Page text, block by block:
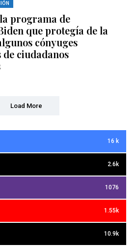
programa de
que protegía de la
cónyuges
ciudadanos
Load More
16 k
2.6k
1076
1.55k
10.9k